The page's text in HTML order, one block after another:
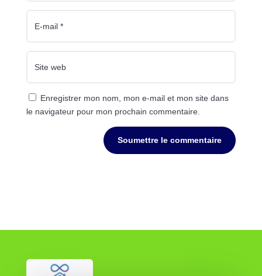
Enregistrer mon nom, mon e-mail et mon site dans
le navigateur pour mon prochain commentaire.
Soumettre le commentaire